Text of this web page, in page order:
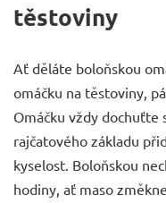
těstoviny
Ať děláte boloňskou
omáčku na těstoviny,
Omáčku vždy dochuťte
rajčatového základu
kyselost. Boloňskou
hodiny, ať maso